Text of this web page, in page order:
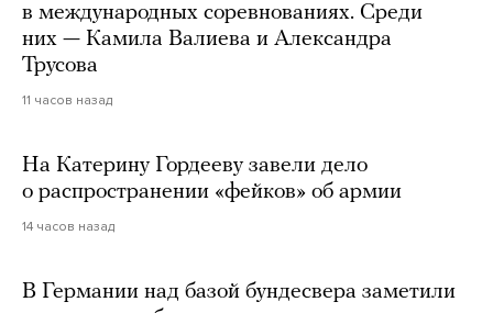
в международных соревнованиях. Среди
них — Камила Валиева и Александра
Трусова
11 часов назад
На Катерину Гордееву завели дело
о распространении «фейков» об армии
14 часов назад
В Германии над базой бундесвера заметили